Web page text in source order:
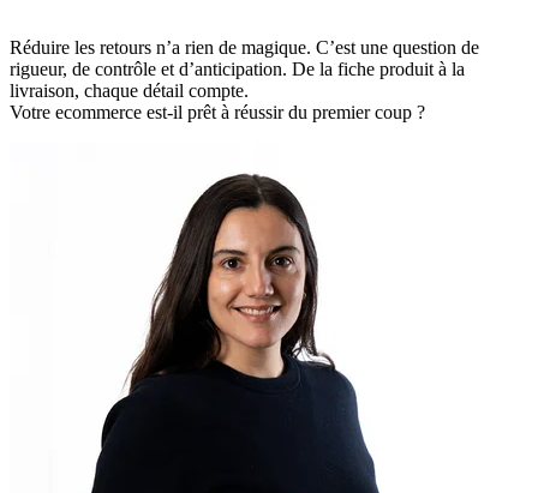
Réduire les retours n’a rien de magique. C’est une question de
rigueur, de contrôle et d’anticipation. De la fiche produit à la
livraison, chaque détail compte.
Votre ecommerce est-il prêt à réussir du premier coup ?